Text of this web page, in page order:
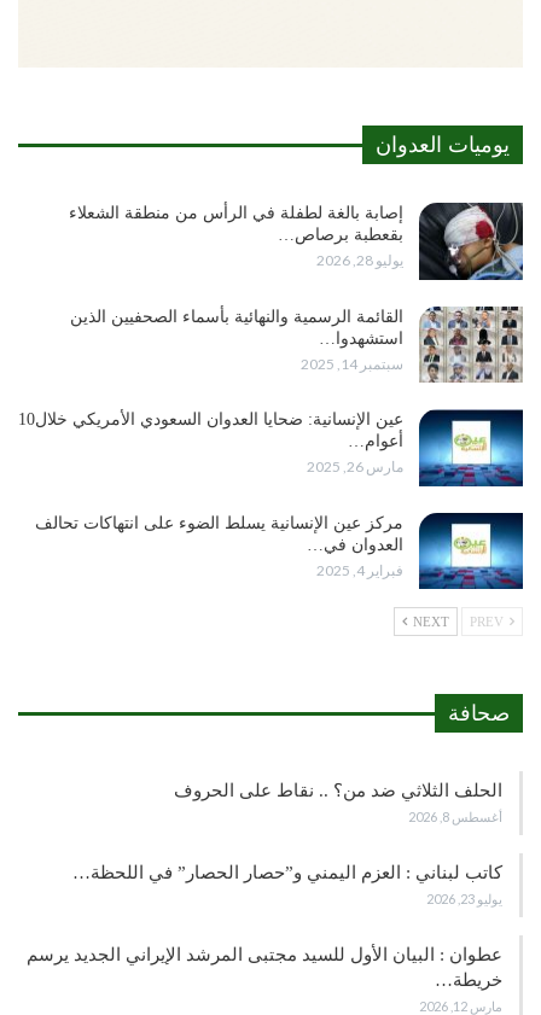
يوميات العدوان
إصابة بالغة لطفلة في الرأس من منطقة الشعلاء
بقعطبة برصاص…
يوليو 28, 2026
القائمة الرسمية والنهائية بأسماء الصحفيين الذين
استشهدوا…
سبتمبر 14, 2025
عين الإنسانية: ضحايا العدوان السعودي الأمريكي خلال10
أعوام…
مارس 26, 2025
مركز عين الإنسانية يسلط الضوء على انتهاكات تحالف
العدوان في…
فبراير 4, 2025
NEXT
صحافة
الحلف الثلاثي ضد من؟ .. نقاط على الحروف
أغسطس 8, 2026
كاتب لبناني : العزم اليمني و”حصار الحصار” في اللحظة…
يوليو 23, 2026
عطوان : البيان الأول للسيد مجتبى المرشد الإيراني الجديد يرسم
خريطة…
مارس 12, 2026